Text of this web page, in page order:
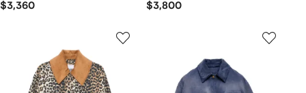
$3,360 $3,800